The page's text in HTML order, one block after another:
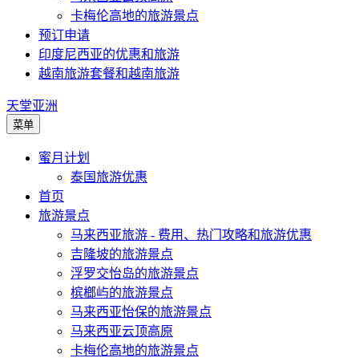
卡梅伦高地的旅游景点
预订申请
印度尼西亚的优惠和旅游
越南旅游套餐和越南旅游
天堂亚洲
菜单
蜜月计划
泰国旅游优惠
首页
旅游景点
马来西亚旅游 - 费用、热门攻略和旅游优惠
吉隆坡的旅游景点
浮罗交怡岛的旅游景点
槟榔屿的旅游景点
马来西亚怡保的旅游景点
马来西亚云顶高原
卡梅伦高地的旅游景点